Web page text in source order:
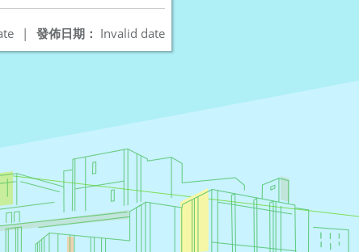
發佈日期： Invalid date
|